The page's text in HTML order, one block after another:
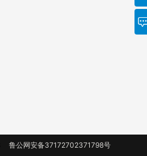
鲁公网安备37172702371798号